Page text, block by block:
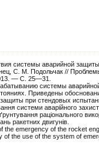
системы аварийной защиты
С. М. Подольчак //
— С. 25—31.
системы
Приведены
при стендовых
системи аварійного
раціонального
ракетних двигунів.
the emergency of the rocket
the use of the system of